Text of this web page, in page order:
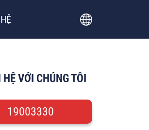
HỆ VỚI CHÚNG TÔI
19003330